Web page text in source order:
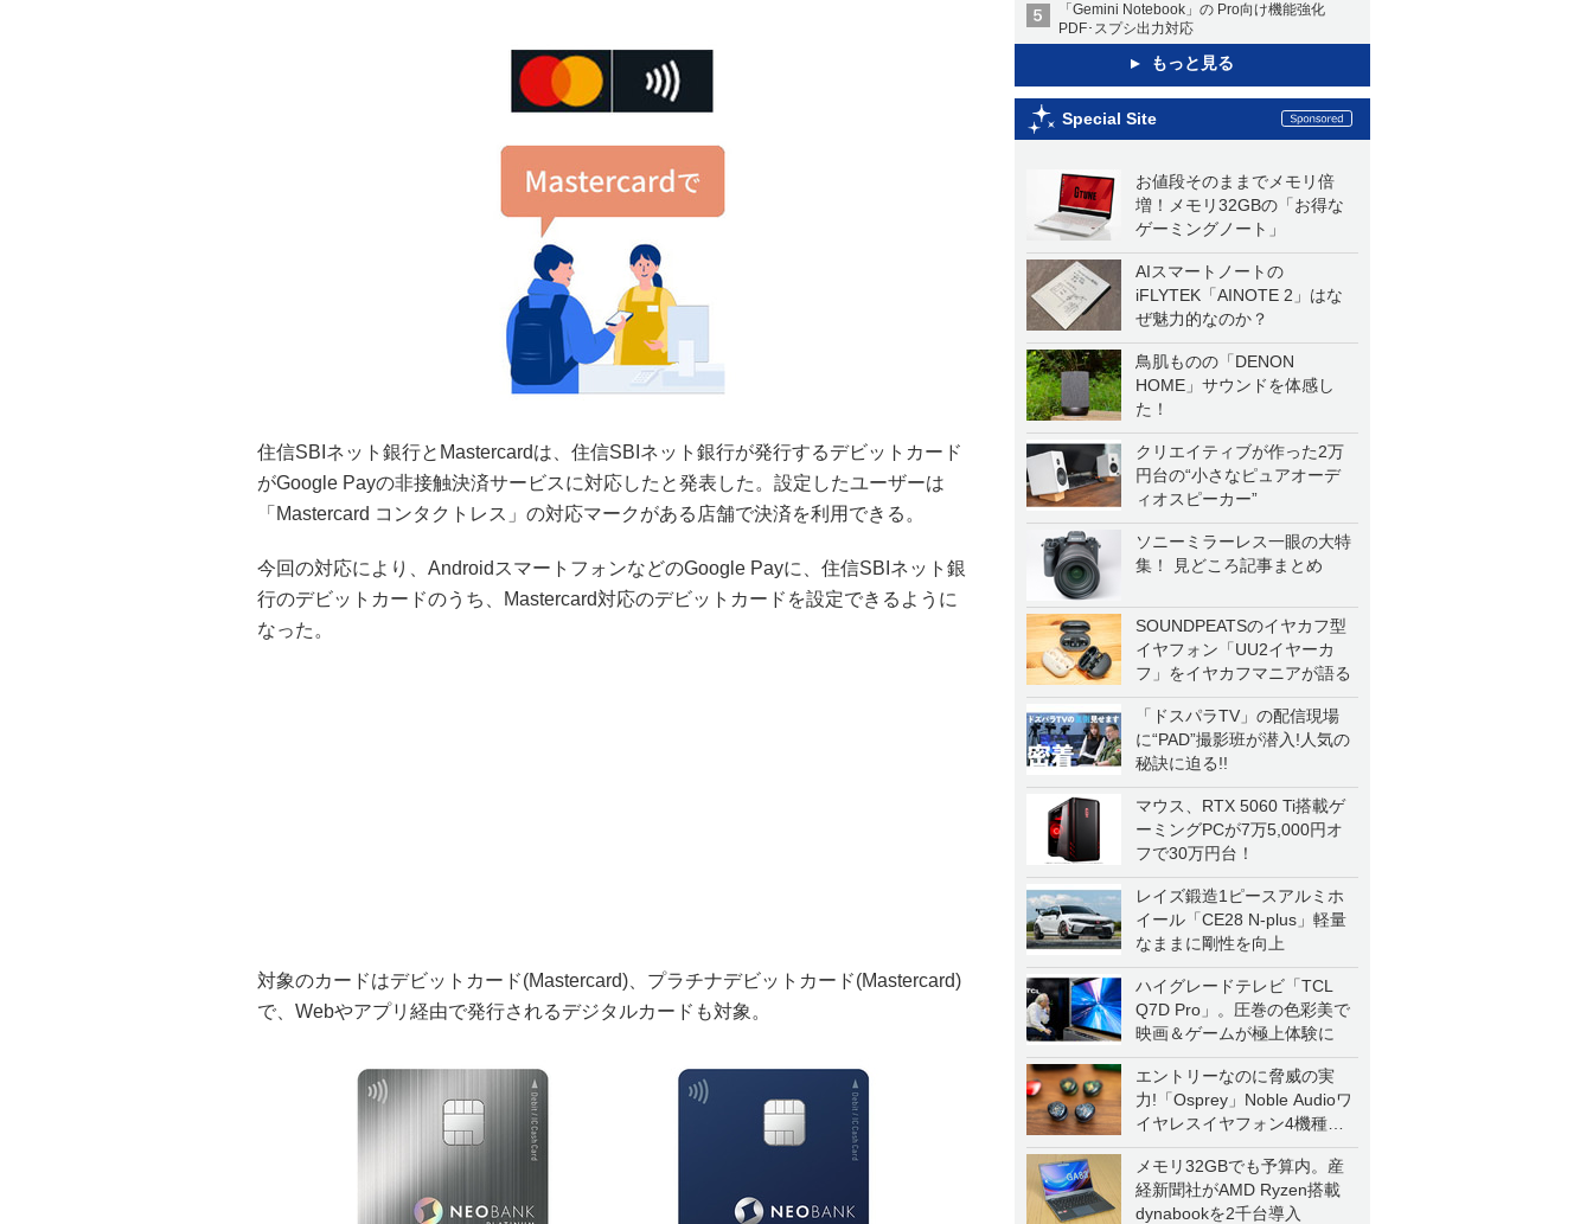
「Gemini Notebook」の Pro向け機能強化
PDF･スプシ出力対応
もっと見る
Special Site
お値段そのままでメモリ倍
増！メモリ32GBの「お得な
ゲーミングノート」
AIスマートノートの
iFLYTEK「AINOTE 2」はな
ぜ魅力的なのか？
鳥肌ものの「DENON
HOME」サウンドを体感し
た！
クリエイティブが作った2万
円台の“小さなピュアオーデ
ィオスピーカー”
ソニーミラーレス一眼の大特
集！ 見どころ記事まとめ
SOUNDPEATSのイヤカフ型
イヤフォン「UU2イヤーカ
フ」をイヤカフマニアが語る
「ドスパラTV」の配信現場
に“PAD”撮影班が潜入!人気の
秘訣に迫る!!
マウス、RTX 5060 Ti搭載ゲ
ーミングPCが7万5,000円オ
フで30万円台！
レイズ鍛造1ピースアルミホ
イール「CE28 N-plus」軽量
なままに剛性を向上
ハイグレードテレビ「TCL
Q7D Pro」。圧巻の色彩美で
映画＆ゲームが極上体験に
エントリーなのに脅威の実
力!「Osprey」Noble Audioワ
イヤレスイヤフォン4機種を
一気に聴く
メモリ32GBでも予算内。産
経新聞社がAMD Ryzen搭載
dynabookを2千台導入
住信SBIネット銀行とMastercardは、住信SBIネット銀行が発行するデビットカード
がGoogle Payの非接触決済サービスに対応したと発表した。設定したユーザーは
「Mastercard コンタクトレス」の対応マークがある店舗で決済を利用できる。
今回の対応により、AndroidスマートフォンなどのGoogle Payに、住信SBIネット銀
行のデビットカードのうち、Mastercard対応のデビットカードを設定できるように
なった。
対象のカードはデビットカード(Mastercard)、プラチナデビットカード(Mastercard)
で、Webやアプリ経由で発行されるデジタルカードも対象。